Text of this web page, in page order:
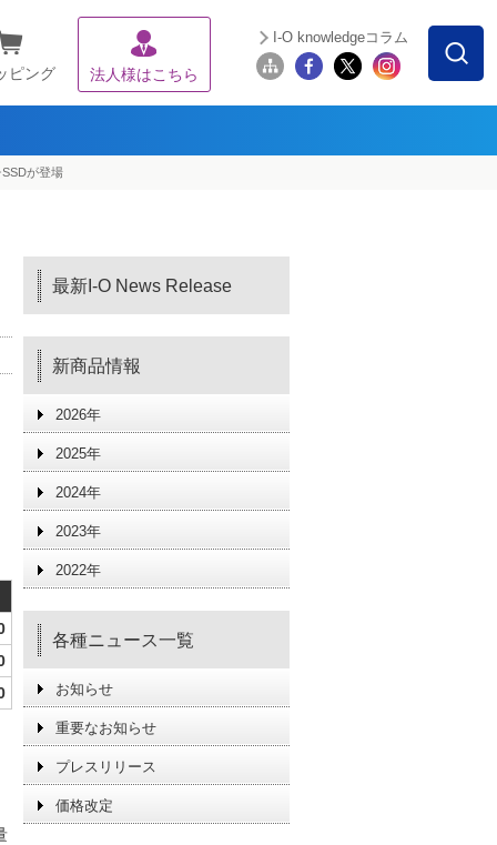
ピング 法人様はこちら
I-O knowledgeコラム
が登場
最新I-O News Release
新商品情報
2026年
2025年
2024年
2023年
2022年
各種ニュース一覧
お知らせ
重要なお知らせ
プレスリリース
価格改定